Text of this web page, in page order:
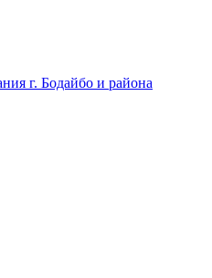
г. Бодайбо и района